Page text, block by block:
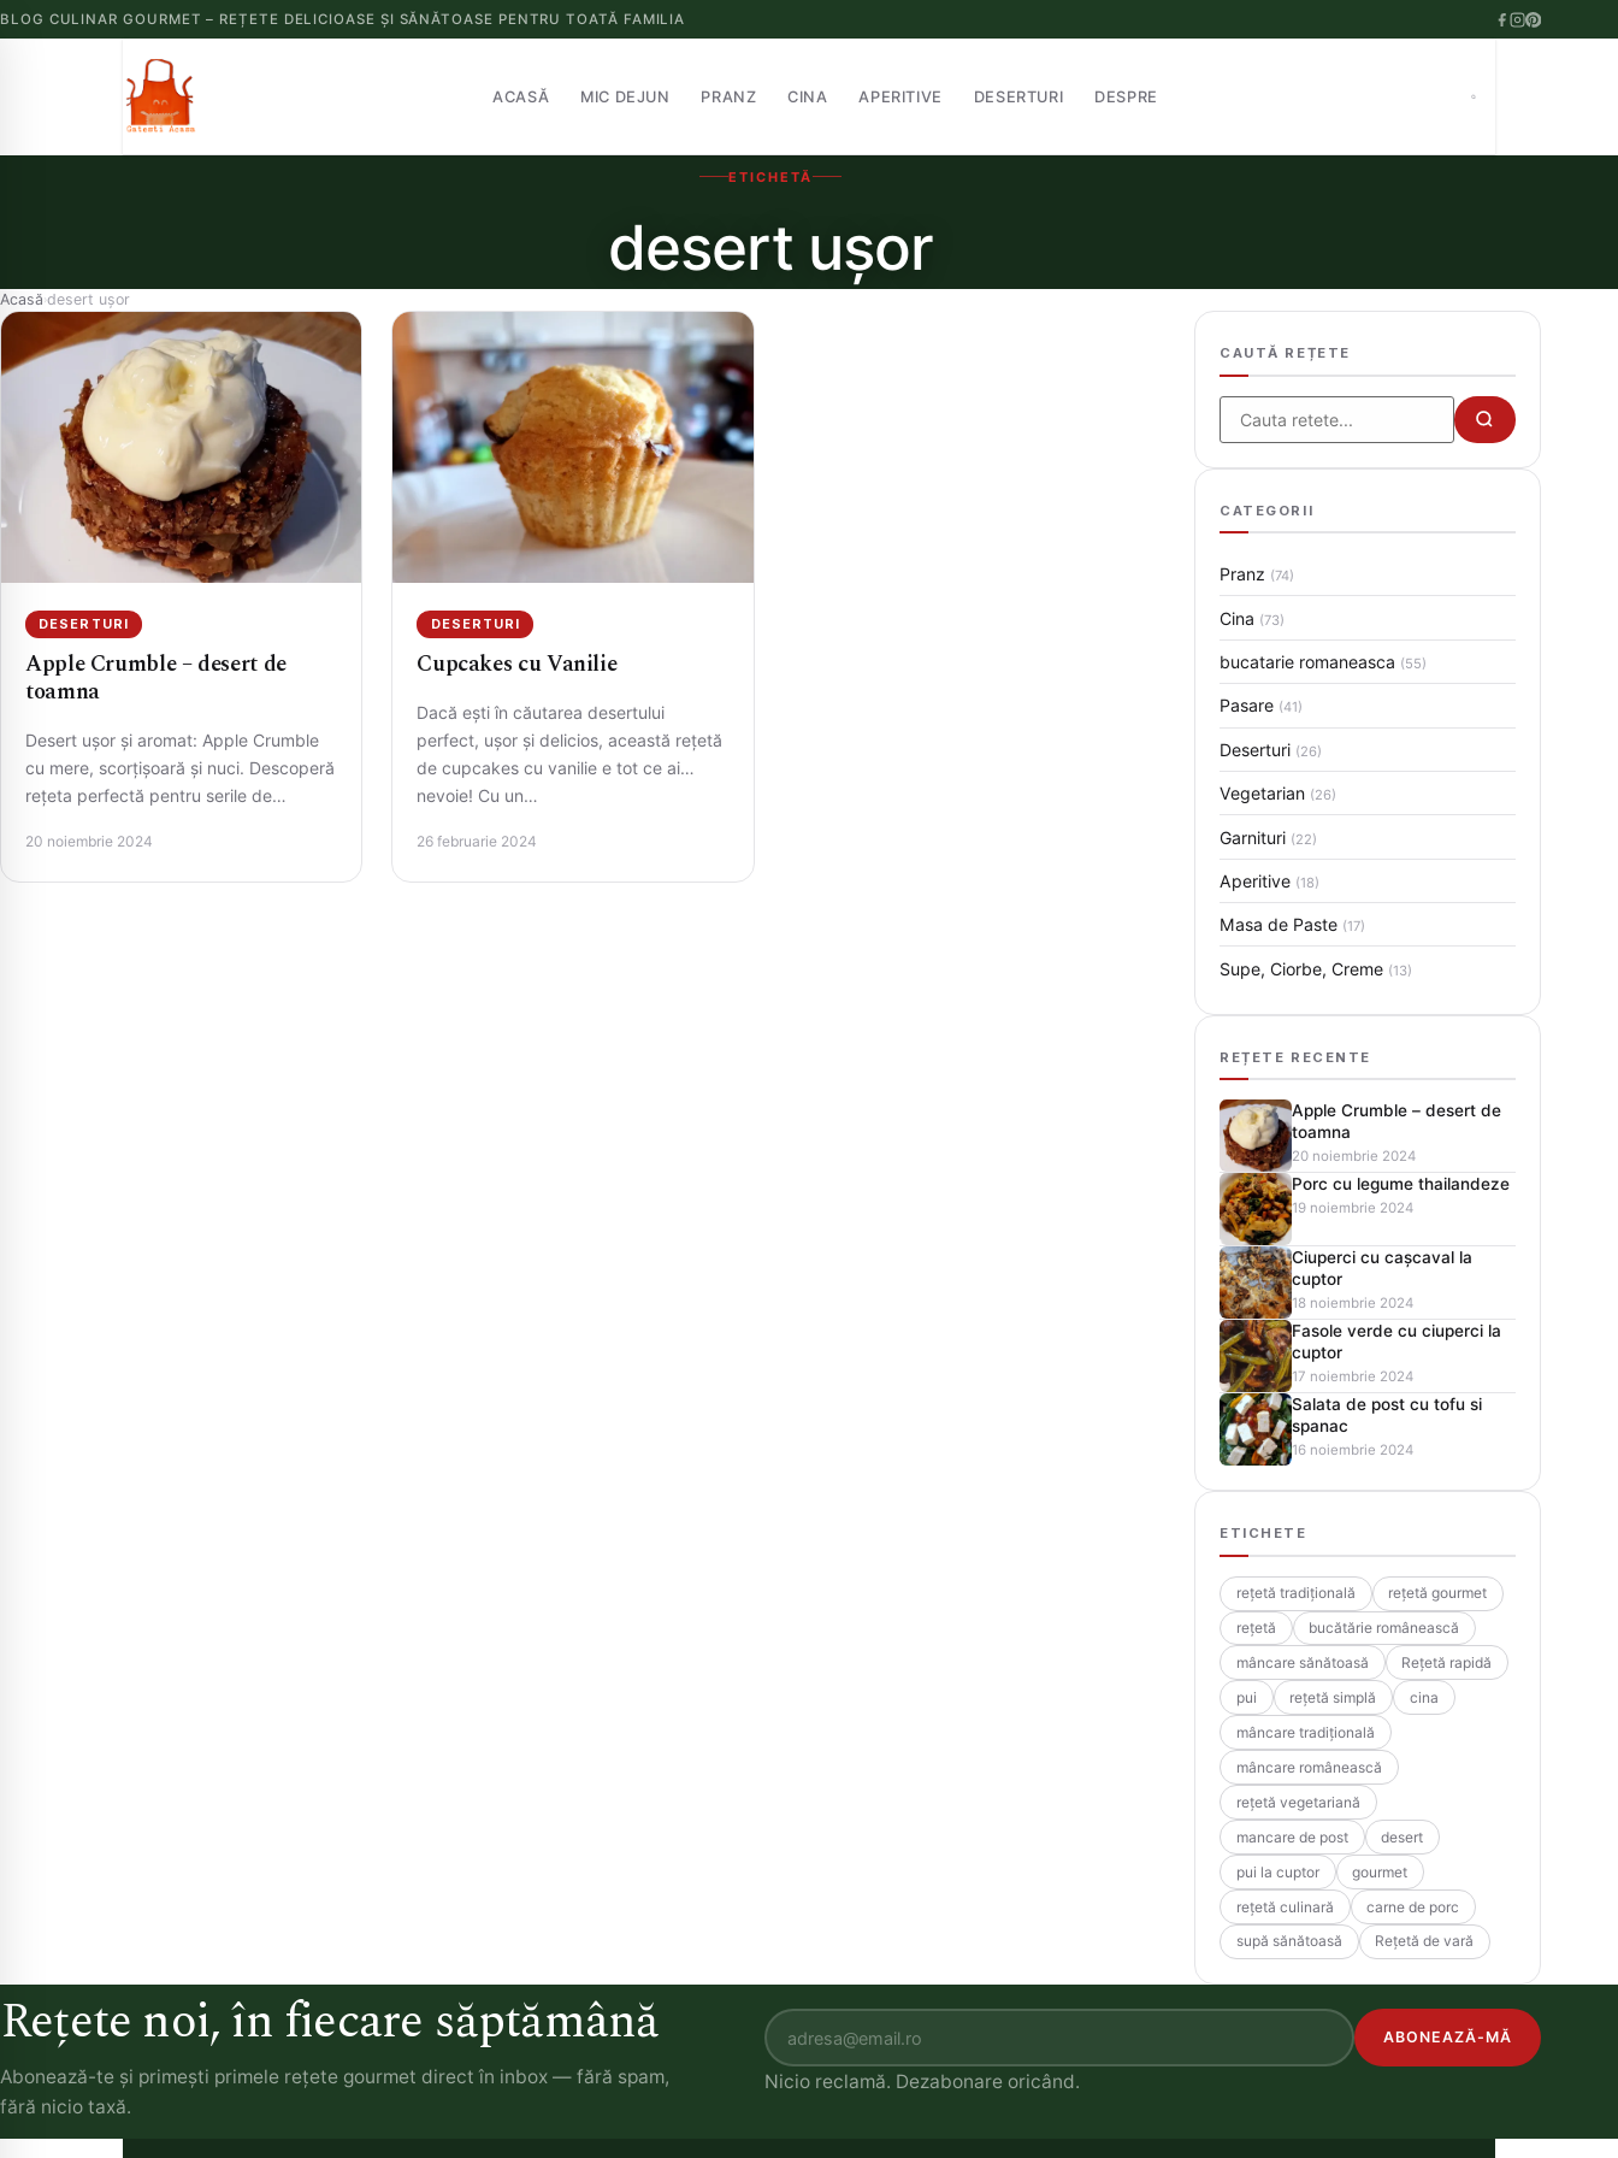
BLOG CULINAR GOURMET – REȚETE DELICIOASE ȘI SĂNĂTOASE PENTRU TOATĂ FAMILIA
ACASĂ MIC DEJUN PRANZ CINA APERITIVE DESERTURI DESPRE
ETICHETĂ
desert ușor
Acasă›desert ușor
DESERTURI
Apple Crumble – desert de
toamna
Desert ușor și aromat: Apple Crumble
cu mere, scorțișoară și nuci. Descoperă
rețeta perfectă pentru serile de
20 noiembrie 2024
DESERTURI
Cupcakes cu Vanilie
Dacă ești în căutarea desertului
perfect, ușor și delicios, această rețetă
de cupcakes cu vanilie e tot ce ai
nevoie! Cu un…
26 februarie 2024
CAUTĂ REȚETE
Cauta
CATEGORII
Pranz (74)
Cina (73)
bucatarie romaneasca (55)
Pasare (41)
Deserturi (26)
Vegetarian (26)
Garnituri (22)
Aperitive (18)
Masa de Paste (17)
Supe, Ciorbe, Creme (13)
REȚETE RECENTE
Apple Crumble – desert de
toamna
20 noiembrie 2024
Porc cu legume thailandeze
19 noiembrie 2024
Ciuperci cu cașcaval la
cuptor
18 noiembrie 2024
Fasole verde cu ciuperci la
cuptor
17 noiembrie 2024
Salata de post cu tofu si
spanac
16 noiembrie 2024
ETICHETE
rețetă tradițională
rețetă gourmet
rețetă
bucătărie românească
mâncare sănătoasă
Rețetă rapidă
pui
rețetă simplă
cina
mâncare tradițională
mâncare românească
rețetă vegetariană
mancare de post
desert
pui la cuptor
gourmet
rețetă culinară
carne de porc
supă sănătoasă
Rețetă de vară
Rețete noi, în fiecare săptămână
Abonează-te și primești primele rețete gourmet direct în inbox — fără spam,
fără nicio taxă.
ABONEAZĂ-MĂ
Nicio reclamă. Dezabonare oricând.